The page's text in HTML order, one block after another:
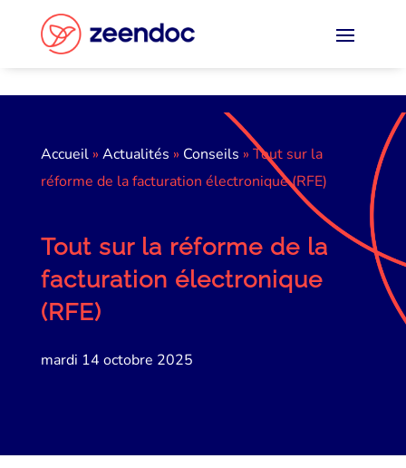
Accueil» Actualités » Conseils » Tout sur la
réforme de la facturation électronique (RFE)
Tout sur la réforme de la
facturation électronique
(RFE)
mardi 14 octobre 2025
Panneau de gestion des cookies